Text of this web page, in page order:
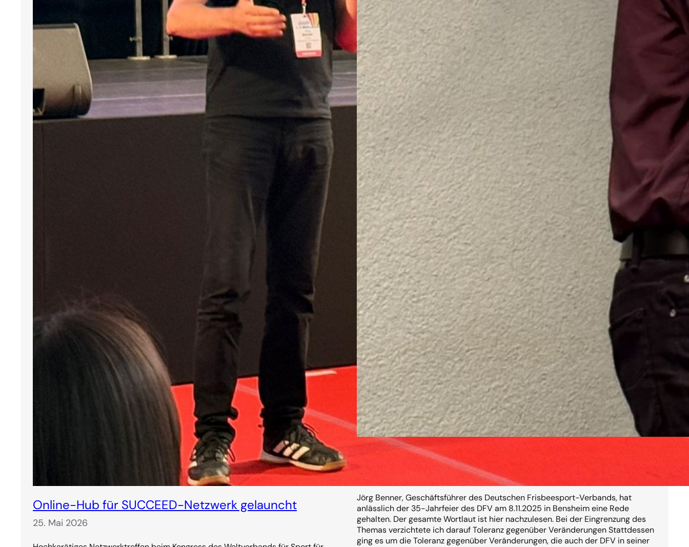
Online-Hub für SUCCEED-Netzwerk gelauncht
25. Mai 2026
Was bedeutet uns der Spirit?
Jörg Benner, Geschäftsführer des Deutschen Frisbeesport-Verbands, hat
anlässlich der 35-Jahrfeier des DFV am 8.11.2025 in Bensheim eine Rede
gehalten. Der gesamte Wortlaut ist hier nachzulesen. Bei der Eingrenzung des
Themas verzichtete ich darauf Toleranz gegenüber Veränderungen Stattdessen
ging es um die Toleranz gegenüber Veränderungen, die auch der DFV in seiner